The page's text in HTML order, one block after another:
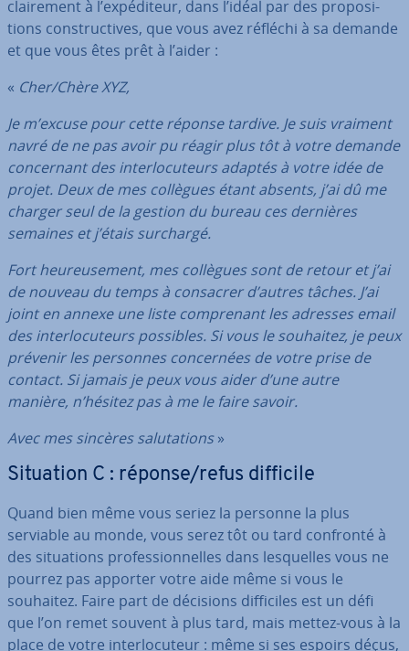
clai­re­ment à l’ex­pé­di­teur, dans l’idéal par des pro­po­si­
tions cons­truc­tives, que vous avez réfléchi à sa demande
et que vous êtes prêt à l’aider :
« Cher/Chère XYZ,
Je m’excuse pour cette réponse tardive. Je suis vraiment
navré de ne pas avoir pu réagir plus tôt à votre demande
con­cer­nant des in­ter­lo­cu­teurs adaptés à votre idée de
projet. Deux de mes collègues étant absents, j’ai dû me
charger seul de la gestion du bureau ces dernières
semaines et j’étais surchargé.
Fort heu­reu­se­ment, mes collègues sont de retour et j’ai
de nouveau du temps à consacrer d’autres tâches. J’ai
joint en annexe une liste com­pre­nant les adresses email
des in­ter­lo­cu­teurs possibles. Si vous le souhaitez, je peux
prévenir les personnes con­cer­nées de votre prise de
contact. Si jamais je peux vous aider d’une autre
manière, n’hésitez pas à me le faire savoir.
Avec mes sincères sa­lu­ta­tions»
Situation C : réponse/refus difficile
Quand bien même vous seriez la personne la plus
serviable au monde, vous serez tôt ou tard confronté à
des si­tua­tions pro­fes­sion­nelles dans les­quelles vous ne
pourrez pas apporter votre aide même si vous le
souhaitez. Faire part de décisions dif­fi­ciles est un défi
que l’on remet souvent à plus tard, mais mettez-vous à la
place de votre in­ter­lo­cu­teur : même si ses espoirs déçus,